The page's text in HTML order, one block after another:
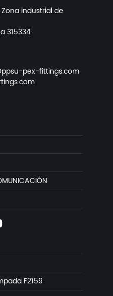
industrial de
315334
pex-fittings.com
F2159